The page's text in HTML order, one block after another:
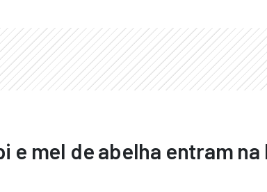
e mel de abelha entram na